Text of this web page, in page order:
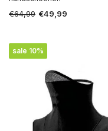
€64,99 €49,99
sale 10%